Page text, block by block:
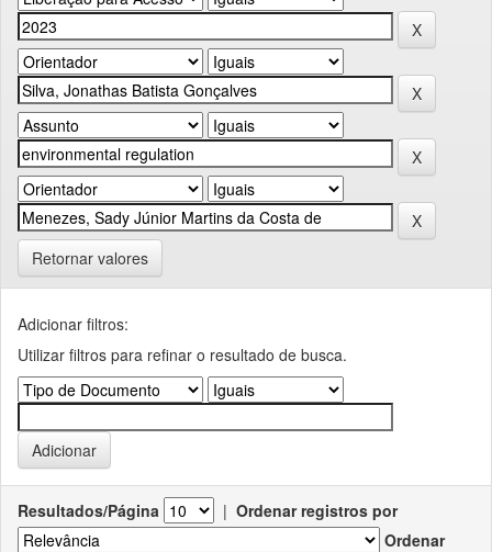
Retornar valores
Adicionar filtros:
Utilizar filtros para refinar o resultado de busca.
Resultados/Página | Ordenar registros por
Ordenar